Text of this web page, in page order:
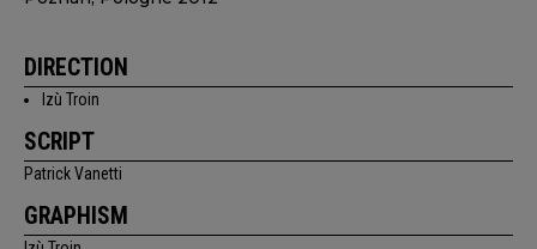
DIRECTION
Izù Troin
SCRIPT
Patrick Vanetti
GRAPHISM